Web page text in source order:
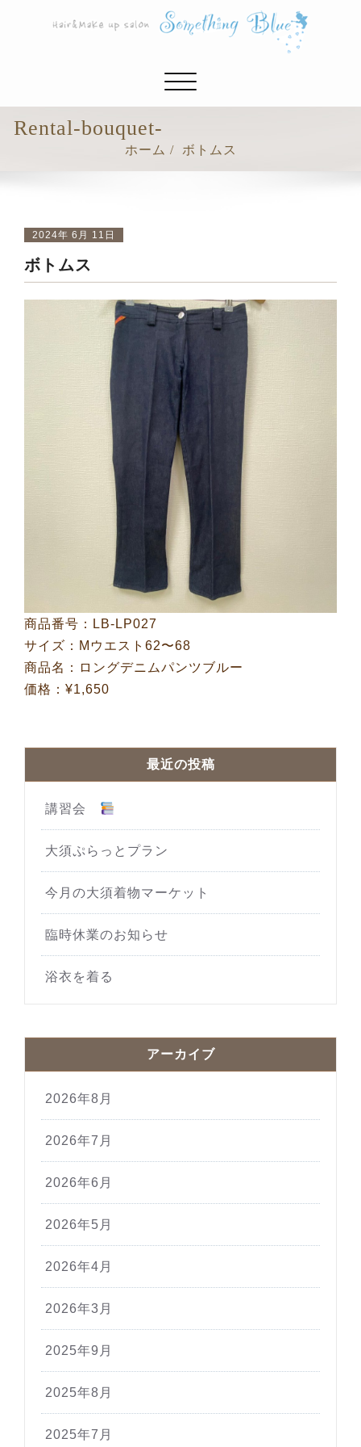
ナ
シ
ョ
Rental-bouquet-
ホーム ボトムス
2024年 6月 11日
ボトムス
商品番号：LB-LP027
サイズ：Mウエスト62〜68
商品名：ロングデニムパンツブルー
価格：¥1,650
最近の投稿
講習会
大須ぷらっとプラン
今月の大須着物マーケット
臨時休業のお知らせ
浴衣を着る
アーカイブ
2026年8月
2026年7月
2026年6月
2026年5月
2026年4月
2026年3月
2025年9月
2025年8月
2025年7月